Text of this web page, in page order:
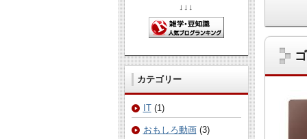
↓↓↓
カテゴリー
IT(1)
おもしろ動画(3)